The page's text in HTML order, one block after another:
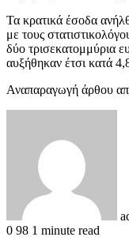
Τα κρατικά έσοδα
με τους
δύο τρισεκατομμύρια
αυξήθηκαν έτσι κατά
Αναπαραγωγή άρθου
0 98 1 minute read